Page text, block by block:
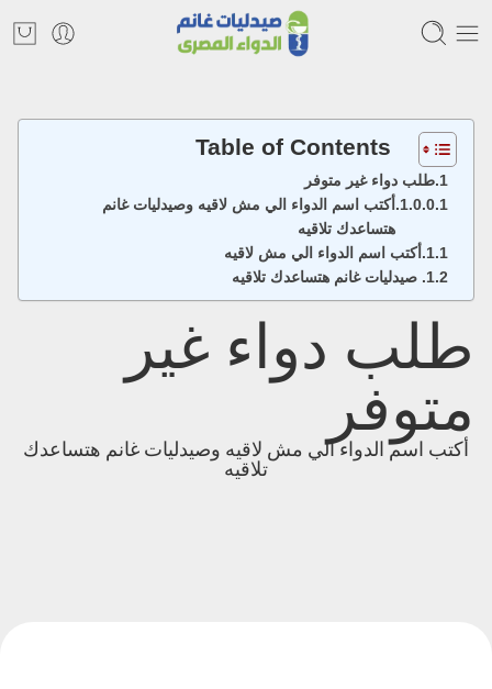
Table of Contents
طلب دواء غير متوفر
أكتب اسم الدواء الي مش لاقيه وصيدليات غانم
هتساعدك تلاقيه
أكتب اسم الدواء الي مش لاقيه
صيدليات غانم هتساعدك تلاقيه
طلب دواء غير
متوفر
أكتب اسم الدواء الي مش لاقيه وصيدليات غانم هتساعدك
تلاقيه